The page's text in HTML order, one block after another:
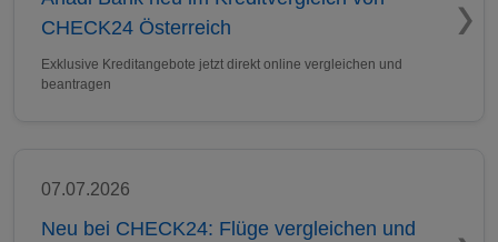
CHECK24 Österreich
Exklusive Kreditangebote jetzt direkt online vergleichen und
beantragen
07.07.2026
Neu bei CHECK24: Flüge vergleichen und